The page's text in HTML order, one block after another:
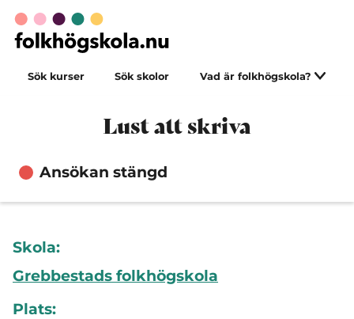
Sök kurser Sök skolor Vad är folkhögskola?
Lust att skriva
Ansökan stängd
Skola:
Grebbestads folkhögskola
Plats: